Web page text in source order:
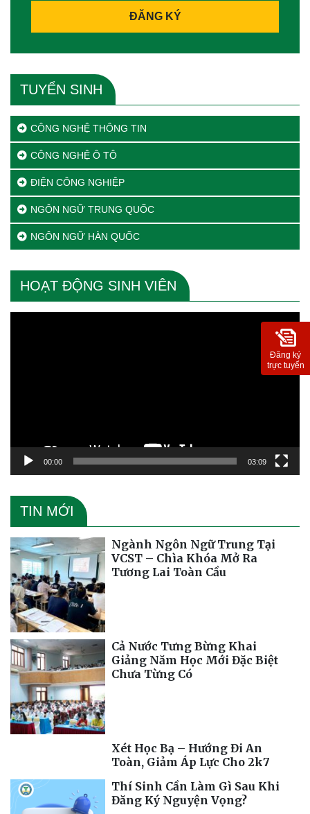
ĐĂNG KÝ
TUYỂN SINH
CÔNG NGHỆ THÔNG TIN
CÔNG NGHỆ Ô TÔ
ĐIỆN CÔNG NGHIỆP
NGÔN NGỮ TRUNG QUỐC
NGÔN NGỮ HÀN QUỐC
HOẠT ĐỘNG SINH VIÊN
00:00 03:09
TIN MỚI
Ngành Ngôn Ngữ Trung Tại
VCST – Chìa Khóa Mở Ra
Tương Lai Toàn Cầu
Cả Nước Tưng Bừng Khai
Giảng Năm Học Mới Đặc Biệt
Chưa Từng Có
Xét Học Bạ – Hướng Đi An
Toàn, Giảm Áp Lực Cho 2k7
Thí Sinh Cần Làm Gì Sau Khi
Đăng Ký Nguyện Vọng?
Đăng ký
trực tuyến